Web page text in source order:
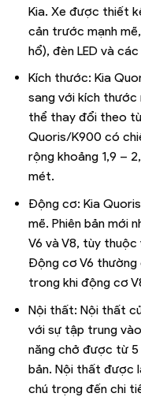
Kia. Xe được thiết
cản trước mạnh
hổ), đèn LED và
Kích thước: Kia
sang với kích thước
thể thay đổi theo
Quoris/K900 có
rộng khoảng 1,9 –
mét.
Động cơ: Kia
mẽ. Phiên bản mới
V6 và V8, tùy
Động cơ V6 thường
trong khi động cơ
Nội thất: Nội thất
với sự tập trung
năng chở được từ
bản. Nội thất được
chú trọng đến chi